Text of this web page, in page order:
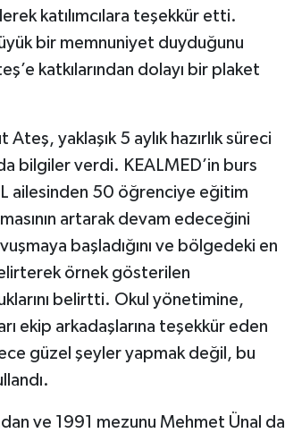
katılımcılara teşekkür etti.
bir memnuniyet duyduğunu
katkılarından dolayı bir plaket
yaklaşık 5 aylık hazırlık süreci
bilgiler verdi. KEALMED’in burs
ailesinden 50 öğrenciye eğitim
artarak devam edeceğini
başladığını ve bölgedeki en
örnek gösterilen
belirtti. Okul yönetimine,
ekip arkadaşlarına teşekkür eden
güzel şeyler yapmak değil, bu
ve 1991 mezunu Mehmet Ünal da